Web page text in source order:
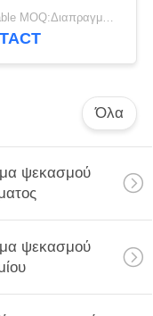
negotiable MOQ:Διαπραγματεύσιμος
Όλα
ψεκασμού
ψεκασμού